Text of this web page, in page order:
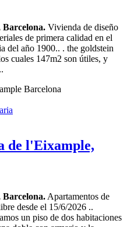
Barcelona. Vivienda de diseño
de primera calidad en el
del año 1900.. . the goldstein
cuales 147m2 son útiles, y
de l'Eixample,
Barcelona. Apartamentos de
desde el 15/6/2026 ..
un piso de dos habitaciones